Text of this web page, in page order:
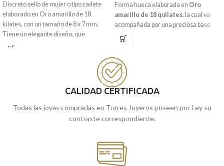
Discreto sello de mujer o tipo cadete
elaborado en Oro amarillo de 18
kilates, con un tamaño de 8 x 7 mm.
Tiene un elegante diseño, que
incorpora una cabeza lisa oval con
hombros con unas estrías bajo releve.
ideal para lucir en cualquier ocasión o
regalar en la primera comunión.
Puedes encontrarlo en nuestras
Forma hueca elaborada en Oro
amarillo de 18 quilates. la cual va
acompañada por una preciosa base
oval, que incorpora un excelente y
preciso tallado a modo de decoración.
CALIDAD CERTIFICADA
Todas las joyas compradas en Torres Joyeros poseen por Ley su
contraste correspondiente.